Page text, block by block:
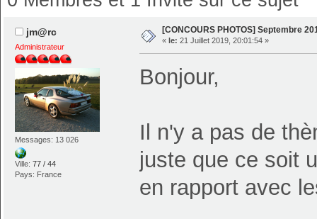
jm@rc
Administrateur
Messages: 13 026
Ville:77 / 44
Pays: France
[CONCOURS PHOTOS] Septembre
« le: 21 Juillet 2019, 20:01:54 »
Bonjour,
Il n'y a pas de
juste que ce soit
en rapport avec